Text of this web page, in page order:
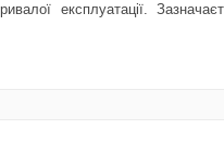
експлуатації.